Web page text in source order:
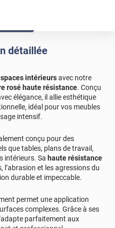
détaillée
intérieursavec notre
rosé haute résistance. Conçu
élégance, il allie esthétique
idéal pour vos meubles
intensif.
conçu pour des
que tables, plans de travail,
intérieurs. Sa haute résistance
l’abrasion et les agressions du
durable et impeccable.
permet une application
complexes. Grâce à ses
parfaitement aux